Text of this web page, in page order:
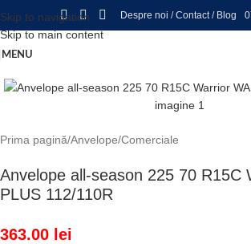
Skip to navigation
Skip to main content
Despre noi /Contact/ Blog
MENU
Prima pagină/Anvelope/Comerciale
Anvelope all-season 225 70 R15C
PLUS 112/110R
363.00 lei